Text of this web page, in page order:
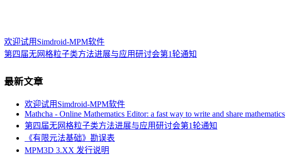
欢迎试用Simdroid-MPM软件
第四届无网格粒子类方法进展与应用研讨会第1轮通知
这门“硬课”，清华这么教！
本站部分页面出现502错误的解决办法
Post-doctoral Position in Civil and Environmental Engineering University of Missouri
本站部分资源下载链接问题
中科院力学所博士后/研究助理招聘（计算固体力学方向）
WCCM 2020 MS257: Model-based simulations of structural responses under extreme
Symposium on Numerical Methods and Applications at Varied Length Scale at IRF 2020
最新文章
欢迎试用Simdroid-MPM软件
Mathcha - Online Mathematics Editor: a fast way to write and share mathematics
第四届无网格粒子类方法进展与应用研讨会第1轮通知
《有限元法基础》勘误表
MPM3D 3.XX 发行说明